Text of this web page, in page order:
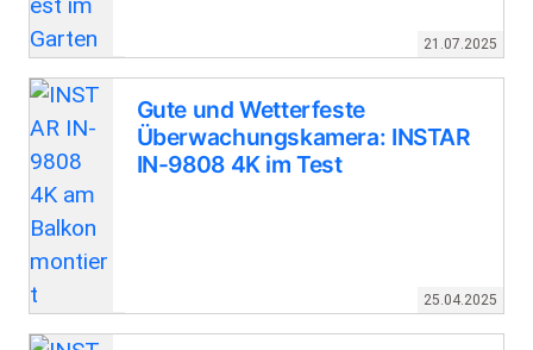
21.07.2025
25.04.2025
Gute und Wetterfeste
Überwachungskamera: INSTAR
IN-9808 4K im Test